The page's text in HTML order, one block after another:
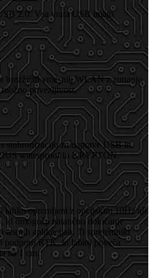
2.0. Vsa vrata USB imajo
brezžični vmesnik WLAN z zunanjo
povezljivost.
sinhronizacijo za naprave USB in
waterproof in KRYPTON.
lahko opremljeni z opcijskim 10Hz ali
ki omogoča natančno določanje
testnih aplikacijah. Ti sprejemniki
podporo RTK, ki lahko poveča
na 1 cm.